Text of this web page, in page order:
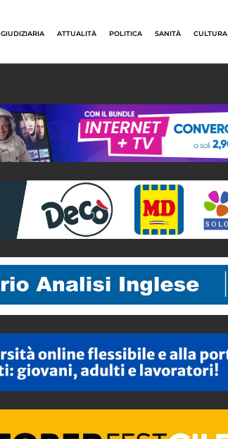
GIUDIZIARIA ATTUALITÀ POLITICA SANITÀ CULTURA